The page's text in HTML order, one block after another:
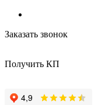
Заказать звонок
Получить КП